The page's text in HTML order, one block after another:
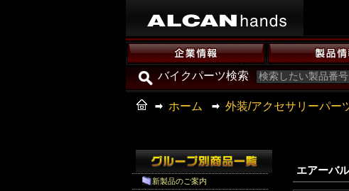
バイクパーツ検索
ホーム 外装/アクセサリーパー
新製品のご案内
エアーバ